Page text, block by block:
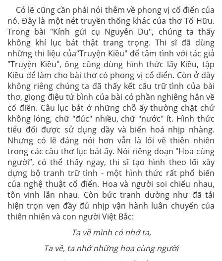
Có lẽ cũng cần phải nói thêm về phong vị cổ điển của
nó. Đây là một nét truyền thống khác của thơ Tố Hữu.
Trong bài "Kính gửi cụ Nguyễn Du", chúng ta thấy
không khí lục bát thật trang trọng. Thi sĩ đã dùng
những thi liệu của“Truyện Kiều" để tâm tình với tác giả
"Truyện Kiều", ông cũng dùng hình thức lấy Kiều, tập
Kiều để làm cho bài thơ có phong vị cổ điển. Còn ở đây
không riêng chúng ta đã thấy kết cấu trữ tình của bài
thơ, giọng điệu tứ bình của bài có phần nghiêng hẳn về
cổ điển. Câu lục bát ở những chỗ ấy thường chặt chứ
không lỏng, chữ "đúc" nhiều, chữ "nước" ít. Hình thức
tiểu đối được sử dụng dầy và biến hoá nhịp nhàng.
Nhưng có lẽ đáng nói hơn vẫn là lối vẽ thiên nhiên
trong các câu thơ lục bát ấy. Nói riêng đoạn "Hoa cùng
người”, có thể thấy ngay, thi sĩ tạo hình theo lối xây
dựng bộ tranh trữ tình - một hình thức rất phổ biến
của nghệ thuật cổ điển. Hoa và người soi chiếu nhau,
tôn vinh lẫn nhau. Còn bức tranh dường như đã tái
hiện trọn vẹn đầy đủ nhịp vận hành luân chuyển của
thiên nhiên và con người Việt Bắc:
Ta về mình có nhớ ta,
Ta về, ta nhớ những hoa cùng người